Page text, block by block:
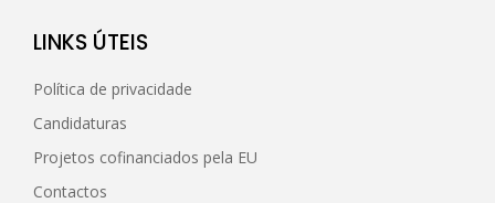
LINKS ÚTEIS
Política de privacidade
Candidaturas
Projetos cofinanciados pela EU
Contactos